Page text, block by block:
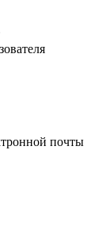
почты